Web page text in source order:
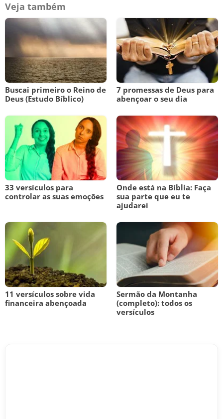
Veja também
Buscai primeiro o Reino de
Deus (Estudo Bíblico)
7 promessas de Deus para
abençoar o seu dia
33 versículos para
controlar as suas emoções
Onde está na Bíblia: Faça
sua parte que eu te
ajudarei
11 versículos sobre vida
financeira abençoada
Sermão da Montanha
(completo): todos os
versículos